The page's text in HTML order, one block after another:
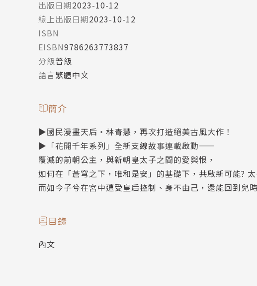
出版日期2023-10-12
線上出版日期2023-10-12
ISBN
EISBN9786263773837
分級普級
語言繁體中文
簡介
▶國民漫畫天后‧林青慧，再次打造絕美古風大作！
▶「花開千年系列」全新支線故事連載啟動——
覆滅的前朝公主，與新朝皇太子之間的愛與恨，
如何在「蒼穹之下，唯和是安」的基礎下，共啟新可能?
而如今子兮在宮中遭受皇后控制、身不由己，還能回到兒
目錄
內文